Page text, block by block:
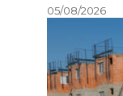
05/08/2026